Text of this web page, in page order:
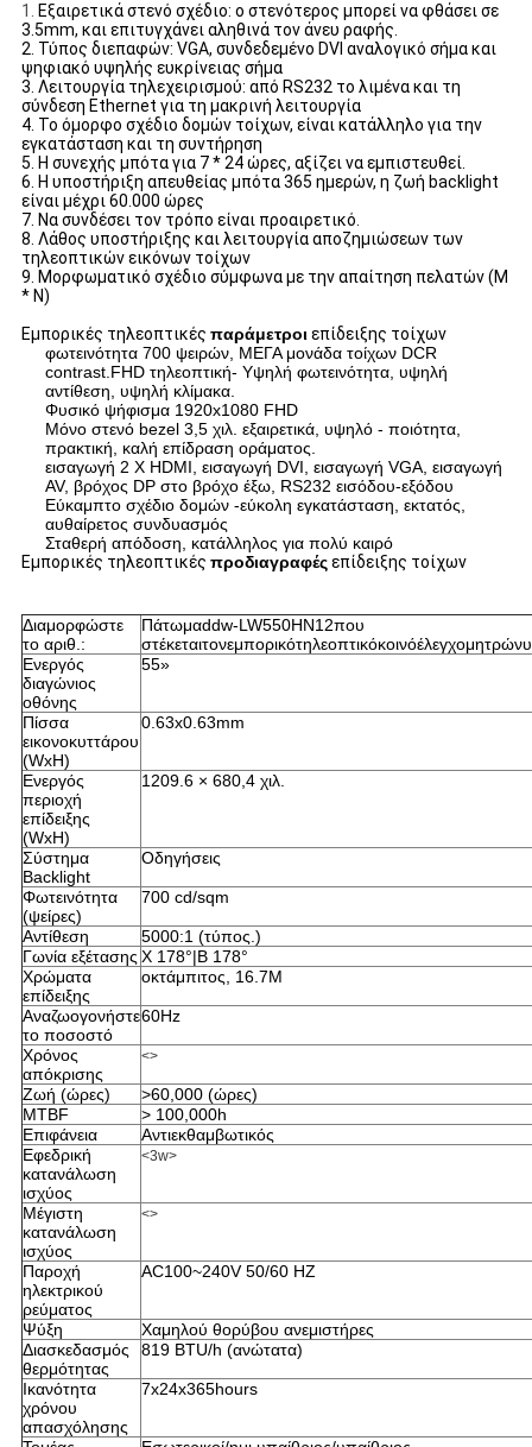
1. Εξαιρετικά στενό σχέδιο: ο στενότερος μπορεί να φθάσει σε
3.5mm, και επιτυγχάνει αληθινά τον άνευ ραφής.
2. Τύπος διεπαφών: VGA, συνδεδεμένο DVI αναλογικό σήμα και
ψηφιακό υψηλής ευκρίνειας σήμα
3. Λειτουργία τηλεχειρισμού: από RS232 το λιμένα και τη
σύνδεση Ethernet για τη μακρινή λειτουργία
4. Το όμορφο σχέδιο δομών τοίχων, είναι κατάλληλο για την
εγκατάσταση και τη συντήρηση
5. Η συνεχής μπότα για 7 * 24 ώρες, αξίζει να εμπιστευθεί.
6. Η υποστήριξη απευθείας μπότα 365 ημερών, η ζωή backlight
είναι μέχρι 60.000 ώρες
7. Να συνδέσει τον τρόπο είναι προαιρετικό.
8. Λάθος υποστήριξης και λειτουργία αποζημιώσεων των
τηλεοπτικών εικόνων τοίχων
9. Μορφωματικό σχέδιο σύμφωνα με την απαίτηση πελατών (Μ
* Ν)
Εμπορικές τηλεοπτικές παράμετροιεπίδειξης τοίχων
φωτεινότητα 700 ψειρών, ΜΕΓΑ μονάδα τοίχων DCR
contrast.FHD τηλεοπτική- Υψηλή φωτεινότητα, υψηλή
αντίθεση, υψηλή κλίμακα.
Φυσικό ψήφισμα 1920x1080 FHD
Μόνο στενό bezel 3,5 χιλ. εξαιρετικά, υψηλό - ποιότητα,
πρακτική, καλή επίδραση οράματος.
εισαγωγή 2 Χ HDMI, εισαγωγή DVI, εισαγωγή VGA, εισαγωγή
AV, βρόχος DP στο βρόχο έξω, RS232 εισόδου-εξόδου
Εύκαμπτο σχέδιο δομών -εύκολη εγκατάσταση, εκτατός,
αυθαίρετος συνδυασμός
Σταθερή απόδοση, κατάλληλος για πολύ καιρό
Εμπορικές τηλεοπτικές προδιαγραφέςεπίδειξης τοίχων
Διαμορφώστε
το αριθ.:
Πάτωμαddw-LW550HN12που
Ενεργός
διαγώνιος
οθόνης
55»
Πίσσα
εικονοκυττάρου
(WxH)
0.63x0.63mm
Ενεργός
περιοχή
επίδειξης
(WxH)
1209.6 × 680,4 χιλ.
Σύστημα
Backlight
Οδηγήσεις
Φωτεινότητα
(ψείρες)
700 cd/sqm
Αντίθεση
5000:1 (τύπος.)
Γωνία εξέτασης Χ 178°|Β 178°
Χρώματα
επίδειξης
οκτάμπιτος, 16.7M
Αναζωογονήστε
το ποσοστό
60Hz
Χρόνος
απόκρισης
<>
Ζωή (ώρες)
>60,000 (ώρες)
MTBF
> 100,000h
Επιφάνεια
Αντιεκθαμβωτικός
Εφεδρική
κατανάλωση
ισχύος
<3w>
Μέγιστη
κατανάλωση
ισχύος
<>
Παροχή
ηλεκτρικού
ρεύματος
AC100~240V 50/60 HZ
Ψύξη
Χαμηλού θορύβου ανεμιστήρες
Διασκεδασμός
θερμότητας
819 BTU/h (ανώτατα)
Ικανότητα
χρόνου
απασχόλησης
7x24x365hours